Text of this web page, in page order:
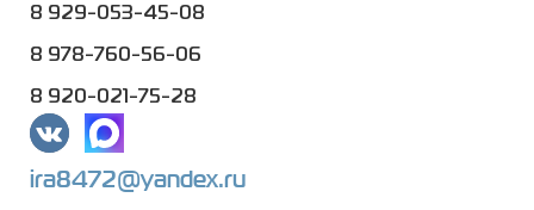
8 929-053-45-08
8 978-760-56-06
8 920-021-75-28
ira8472@yandex.ru